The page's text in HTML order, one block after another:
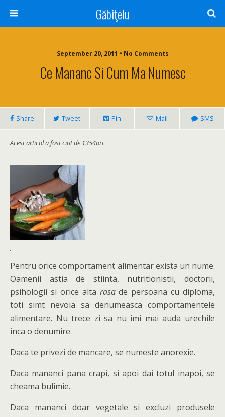
Găbiţelu
September 20, 2011 • No Comments
Ce Mananc Si Cum Ma Numesc
Share Tweet Pin Mail SMS
Acest articol a fost citit de 1354ori
Pentru orice comportament alimentar exista un nume.
Oamenii astia de stiinta, nutritionistii, doctorii,
psihologii si orice alta rasade persoana cu diploma,
toti simt nevoia sa denumeasca comportamentele
alimentare. Nu trece zi sa nu imi mai auda urechile
inca o denumire.
Daca te privezi de mancare, se numeste anorexie.
Daca mananci pana crapi, si apoi dai totul inapoi, se
cheama bulimie.
Daca mananci doar vegetale si excluzi produsele